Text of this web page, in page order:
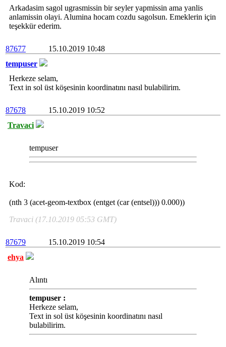
Arkadasim sagol ugrasmissin bir seyler yapmissin ama yanlis
anlamissin olayi. Alumina hocam cozdu sagolsun. Emeklerin için
teşekkür ederim.
87677
15.10.2019 10:48
tempuser
Herkeze selam,
Text in sol üst köşesinin koordinatını nasıl bulabilirim.
87678
15.10.2019 10:52
Travaci
tempuser
Kod:
(nth 3 (acet-geom-textbox (entget (car (entsel))) 0.000))
Travaci (17.10.2019 05:53 GMT)
87679
15.10.2019 10:54
ehya
Alıntı
tempuser :
Herkeze selam,
Text in sol üst köşesinin koordinatını nasıl
bulabilirim.